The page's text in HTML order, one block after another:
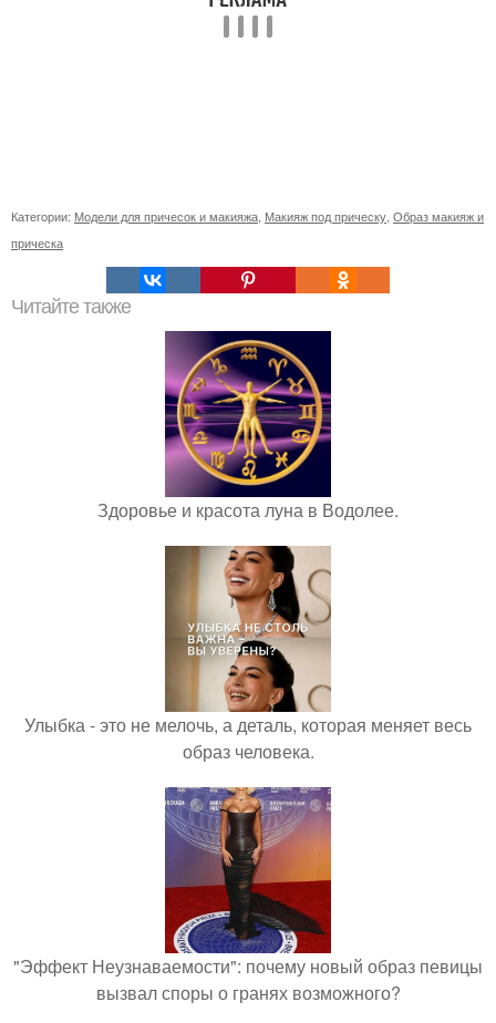
Категории: Модели для причесок и макияжа Макияж под прическу Образ макияж и
прическа
Читайте также
Здоровье и красота луна в Водолее.
Улыбка - это не мелочь, а деталь, которая меняет весь
образ человека.
"Эффект Неузнаваемости": почему новый образ певицы
вызвал споры о гранях возможного?